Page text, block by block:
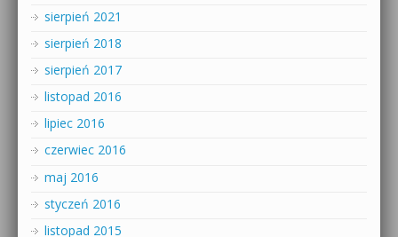
sierpień 2021
sierpień 2018
sierpień 2017
listopad 2016
lipiec 2016
czerwiec 2016
maj 2016
styczeń 2016
listopad 2015